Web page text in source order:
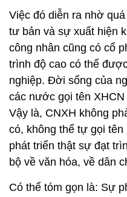
Việc đó diễn ra nhờ
tư bản và sự xuất hiện
công nhân cũng có cổ
trình độ cao có thể
nghiệp. Đời sống của
các nước gọi tên
Vậy là, CNXH không
có, không thể tự gọi
phát triển thật sự đạt
bộ về văn hóa, về dân
Có thể tóm gọn là: Sự